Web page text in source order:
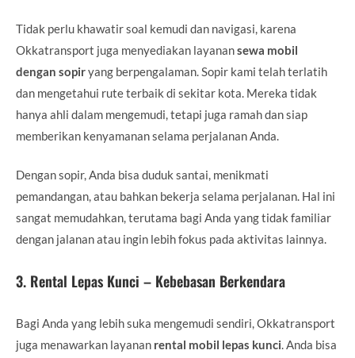
Tidak perlu khawatir soal kemudi dan navigasi, karena
Okkatransport juga menyediakan layanansewa mobil
dengan sopiryang berpengalaman. Sopir kami telah terlatih
dan mengetahui rute terbaik di sekitar kota. Mereka tidak
hanya ahli dalam mengemudi, tetapi juga ramah dan siap
memberikan kenyamanan selama perjalanan Anda.
Dengan sopir, Anda bisa duduk santai, menikmati
pemandangan, atau bahkan bekerja selama perjalanan. Hal ini
sangat memudahkan, terutama bagi Anda yang tidak familiar
dengan jalanan atau ingin lebih fokus pada aktivitas lainnya.
3. Rental Lepas Kunci – Kebebasan Berkendara
Bagi Anda yang lebih suka mengemudi sendiri, Okkatransport
juga menawarkan layanan rental mobil lepas kunci. Anda bisa